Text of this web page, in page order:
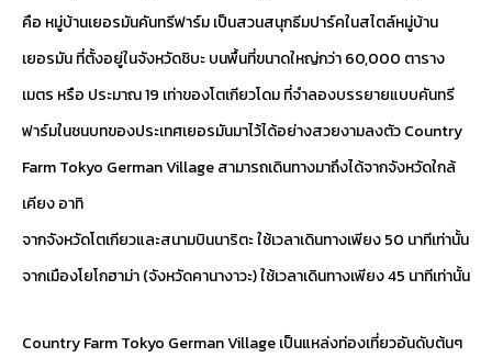
คือ หมู่บ้านเยอรมันคันทรีฟาร์ม เป็นสวนสนุกธีมปาร์คในสไตล์หมู่บ้าน
เยอรมัน ที่ตั้งอยู่ในจังหวัดชิบะ บนพื้นที่ขนาดใหญ่กว่า 60,000 ตาราง
เมตร หรือ ประมาณ 19 เท่าของโตเกียวโดม ที่จำลองบรรยายแบบคันทรี
ฟาร์มในชนบทของประเทศเยอรมันมาไว้ได้อย่างสวยงามลงตัว Country
Farm Tokyo German Village สามารถเดินทางมาถึงได้จากจังหวัดใกล้
เคียง อาทิ
จากจังหวัดโตเกียวและสนามบินนาริตะ ใช้เวลาเดินทางเพียง 50 นาทีเท่านั้น
จากเมืองโยโกฮาม่า (จังหวัดคานางาวะ) ใช้เวลาเดินทางเพียง 45 นาทีเท่านั้น
Country Farm Tokyo German Village เป็นแหล่งท่องเที่ยวอันดับต้นๆ